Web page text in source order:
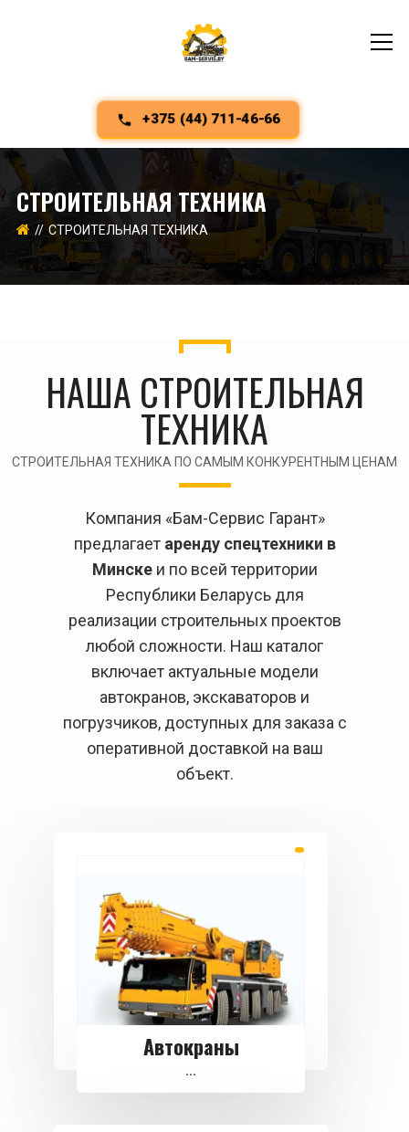
+375 (44) 711-46-66
СТРОИТЕЛЬНАЯ ТЕХНИКА
СТРОИТЕЛЬНАЯ ТЕХНИКА
НАША СТРОИТЕЛЬНАЯ
ТЕХНИКА
СТРОИТЕЛЬНАЯ ТЕХНИКА ПО САМЫМ КОНКУРЕНТНЫМ ЦЕНАМ
Компания «Бам-Сервис Гарант»
предлагает аренду спецтехники в
Минскеи по всей территории
Республики Беларусь для
реализации строительных проектов
любой сложности. Наш каталог
включает актуальные модели
автокранов, экскаваторов и
погрузчиков, доступных для заказа с
оперативной доставкой на ваш
объект.
Автокраны
...